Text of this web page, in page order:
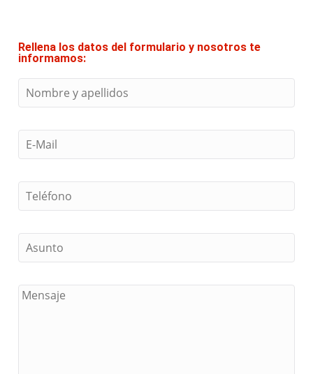
Rellena los datos del formulario y nosotros te
informamos: